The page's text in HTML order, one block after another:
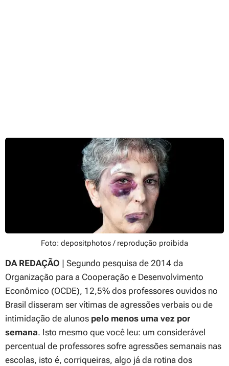
Foto: depositphotos / reprodução proibida
DA REDAÇÃO | Segundo pesquisa de 2014 da
Organização para a Cooperação e Desenvolvimento
Econômico (OCDE), 12,5% dos professores ouvidos no
Brasil disseram ser vítimas de agressões verbais ou de
intimidação de alunos pelo menos uma vez por
semana. Isto mesmo que você leu: um considerável
percentual de professores sofre agressões semanais nas
escolas, isto é, corriqueiras, algo já da rotina dos